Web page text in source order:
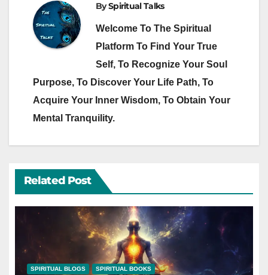
BySpiritual Talks
Welcome To The Spiritual
Platform To Find Your True
Self, To Recognize Your Soul
Purpose, To Discover Your Life Path, To
Acquire Your Inner Wisdom, To Obtain Your
Mental Tranquility.
Related Post
SPIRITUAL BLOGS SPIRITUAL BOOKS